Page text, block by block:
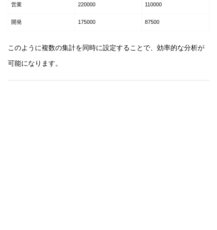
営業 220000 110000
開発 175000 87500
このように複数の集計を同時に設定することで、効率的な分析が
可能になります。